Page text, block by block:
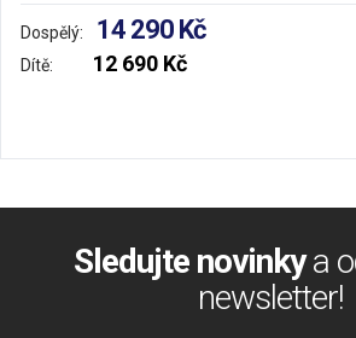
Dospělý: 14 290 Kč
Dítě: 12 690 Kč
Sledujte novinkya
newsletter!